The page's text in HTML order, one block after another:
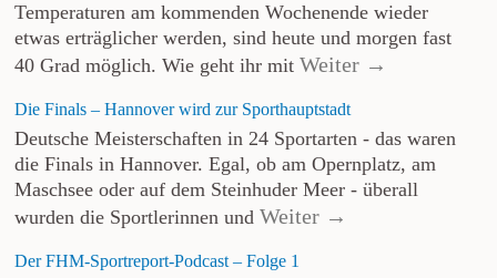
Temperaturen am kommenden Wochenende wieder
etwas erträglicher werden, sind heute und morgen fast
40 Grad möglich. Wie geht ihr mit Weiter →
Die Finals – Hannover wird zur Sporthauptstadt
Deutsche Meisterschaften in 24 Sportarten - das waren
die Finals in Hannover. Egal, ob am Opernplatz, am
Maschsee oder auf dem Steinhuder Meer - überall
wurden die Sportlerinnen und Weiter →
Der FHM-Sportreport-Podcast – Folge 1